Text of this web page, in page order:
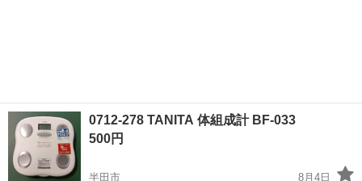
0712-278 TANITA 体組成計 BF-033
500円
半田市
8月4日